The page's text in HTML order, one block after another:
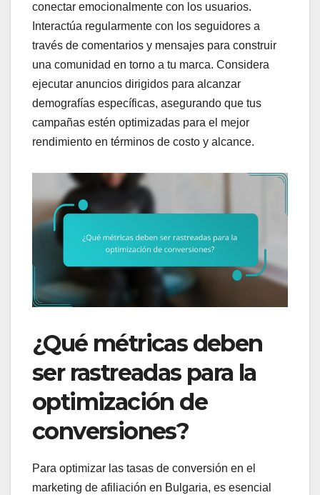
conectar emocionalmente con los usuarios.
Interactúa regularmente con los seguidores a
través de comentarios y mensajes para construir
una comunidad en torno a tu marca. Considera
ejecutar anuncios dirigidos para alcanzar
demografías específicas, asegurando que tus
campañas estén optimizadas para el mejor
rendimiento en términos de costo y alcance.
¿Qué métricas deben
ser rastreadas para la
optimización de
conversiones?
Para optimizar las tasas de conversión en el
marketing de afiliación en Bulgaria, es esencial